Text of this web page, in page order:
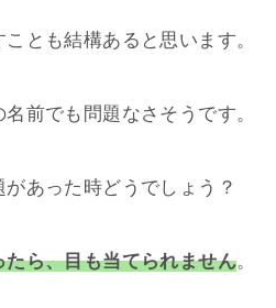
とも結構あると思います。
前でも問題なさそうです。
あった時どうでしょう？
ら、目も当てられません。